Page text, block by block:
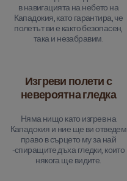
в навигацията на небето на
Кападокия, като гарантира, че
полетът ви е както безопасен,
така и незабравим.
Изгреви полети с
невероятна гледка
Няма нищо като изгрев на
Кападокия и ние ще ви отведем
право в сърцето му за най
-спиращите дъха гледки, които
някога ще видите.